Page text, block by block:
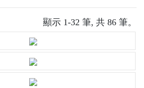
顯示 1-32 筆, 共 86 筆。